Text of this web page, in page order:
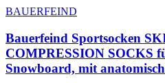
BAUERFEIND
Bauerfeind Sportsocken
COMPRESSION SOCKS
Snowboard, mit